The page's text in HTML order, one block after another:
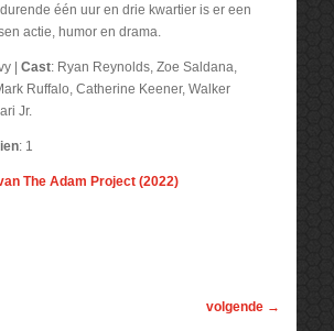
één uur en drie kwartier is er een
actie, humor en drama.
| Cast: Ryan Reynolds, Zoe Saldana,
Ruffalo, Catherine Keener, Walker
Jr.
: 1
The Adam Project (2022)
volgende →